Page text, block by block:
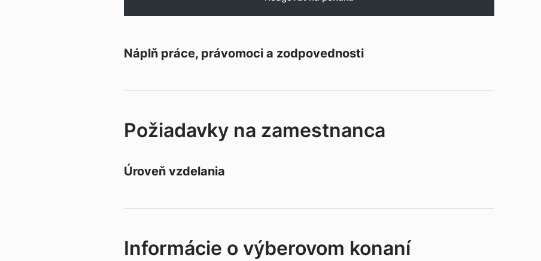
Náplň práce, právomoci a zodpovednosti
Požiadavky na zamestnanca
Úroveň vzdelania
Informácie o výberovom konaní